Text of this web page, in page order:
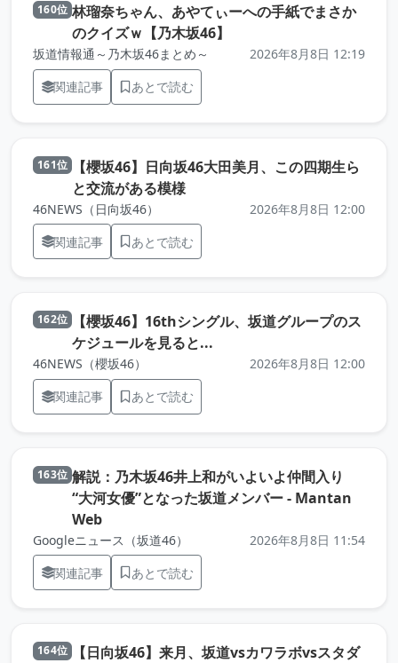
160位 林瑠奈ちゃん、あやてぃーへの手紙でまさか
のクイズｗ【乃木坂46】
坂道情報通～乃木坂46まとめ～
2026年8月8日 12:19
関連記事
あとで読む
161位
【櫻坂46】日向坂46大田美月、この四期生ら
と交流がある模様（元記事を新しいタブで開きま
46NEWS（日向坂46）
2026年8月8日 12:00
関連記事
あとで読む
162位
【櫻坂46】16thシングル、坂道グループのス
ケジュールを見ると...
46NEWS（櫻坂46）
2026年8月8日 12:00
関連記事
あとで読む
163位 解説：乃木坂46井上和がいよいよ仲間入り
“大河女優”となった坂道メンバー - Mantan
Web（元記事を新しいタブで開きます）
Googleニュース（坂道46）
2026年8月8日 11:54
関連記事
あとで読む
164位 【日向坂46】来月、坂道vsカワラボvsスタダ